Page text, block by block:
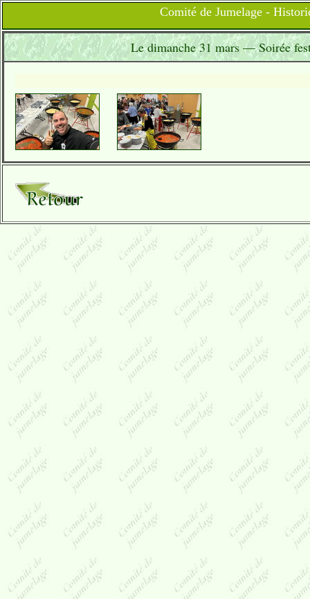
Comité de Jumelage -
Le dimanche 31 mars — Soirée